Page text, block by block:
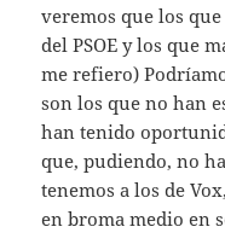
veremos que los
del PSOE y los que
me refiero)
son los que no han
han tenido
que, pudiendo, no
tenemos a los de
en broma medio en